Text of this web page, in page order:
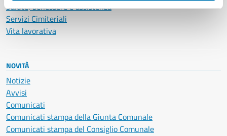
Salute, benessere e assistenza
Servizi Cimiteriali
Vita lavorativa
NOVITÀ
Notizie
Avvisi
Comunicati
Comunicati stampa della Giunta Comunale
Comunicati stampa del Consiglio Comunale